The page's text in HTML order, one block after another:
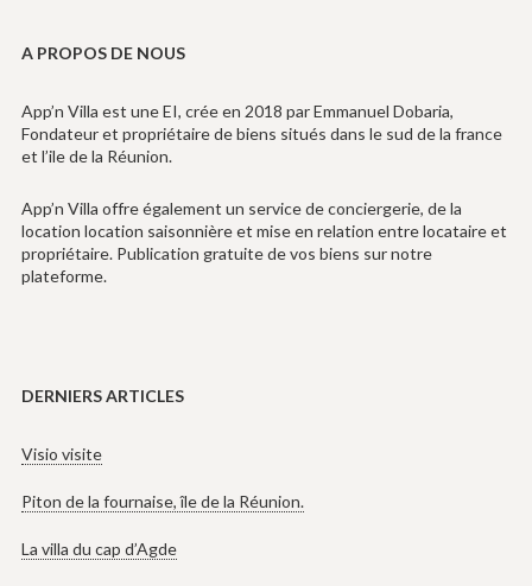
A PROPOS DE NOUS
App’n Villa est une EI, crée en 2018 par Emmanuel Dobaria,
Fondateur et propriétaire de biens situés dans le sud de la france
et l’ile de la Réunion.
App’n Villa offre également un service de conciergerie, de la
location location saisonnière et mise en relation entre locataire et
propriétaire. Publication gratuite de vos biens sur notre
plateforme.
DERNIERS ARTICLES
Visio visite
Piton de la fournaise, île de la Réunion.
La villa du cap d’Agde